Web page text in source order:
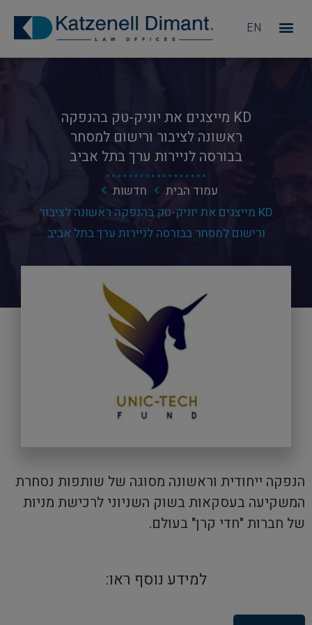
EN
KD מייצגים את יוניק-טק בהנפקה
ראשונה לציבור ורישום למסחר
בבורסה לניירות ערך בתל אביב
עמוד הבית
חדשות
KD מייצגים את יוניק-טק בהנפקה ראשונה לציבור
ורישום למסחר בבורסה לניירות ערך בתל אביב
הנפקה ייחודית וראשונה מסוגה של שותפות נסחרת
המשקיעה בעסקאות בשוק השניוני לרכישת מניות
של חברות "חדי קרן" בעולם.
למידע נוסף ראו: